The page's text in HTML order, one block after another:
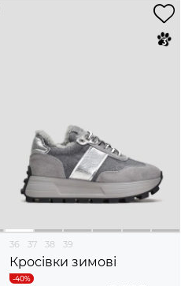
36 37 38 39
Кросівки зимові